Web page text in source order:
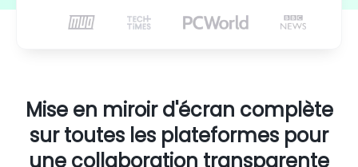
Mise en miroir d'écran complète
sur toutes les plateformes pour
une collaboration transparente